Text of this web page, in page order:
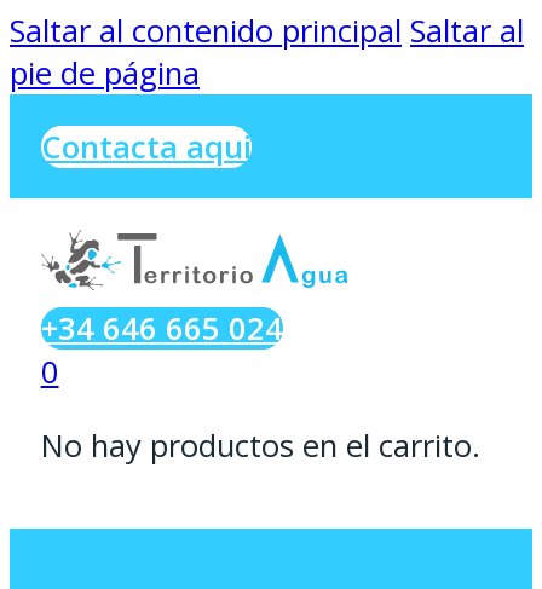
Saltar al contenido principal Saltar al
pie de página
Contacta aqui
+34 646 665 024
0
No hay productos en el carrito.